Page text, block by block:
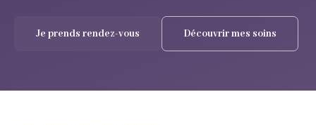
Je prends rendez-vous Découvrir mes soins